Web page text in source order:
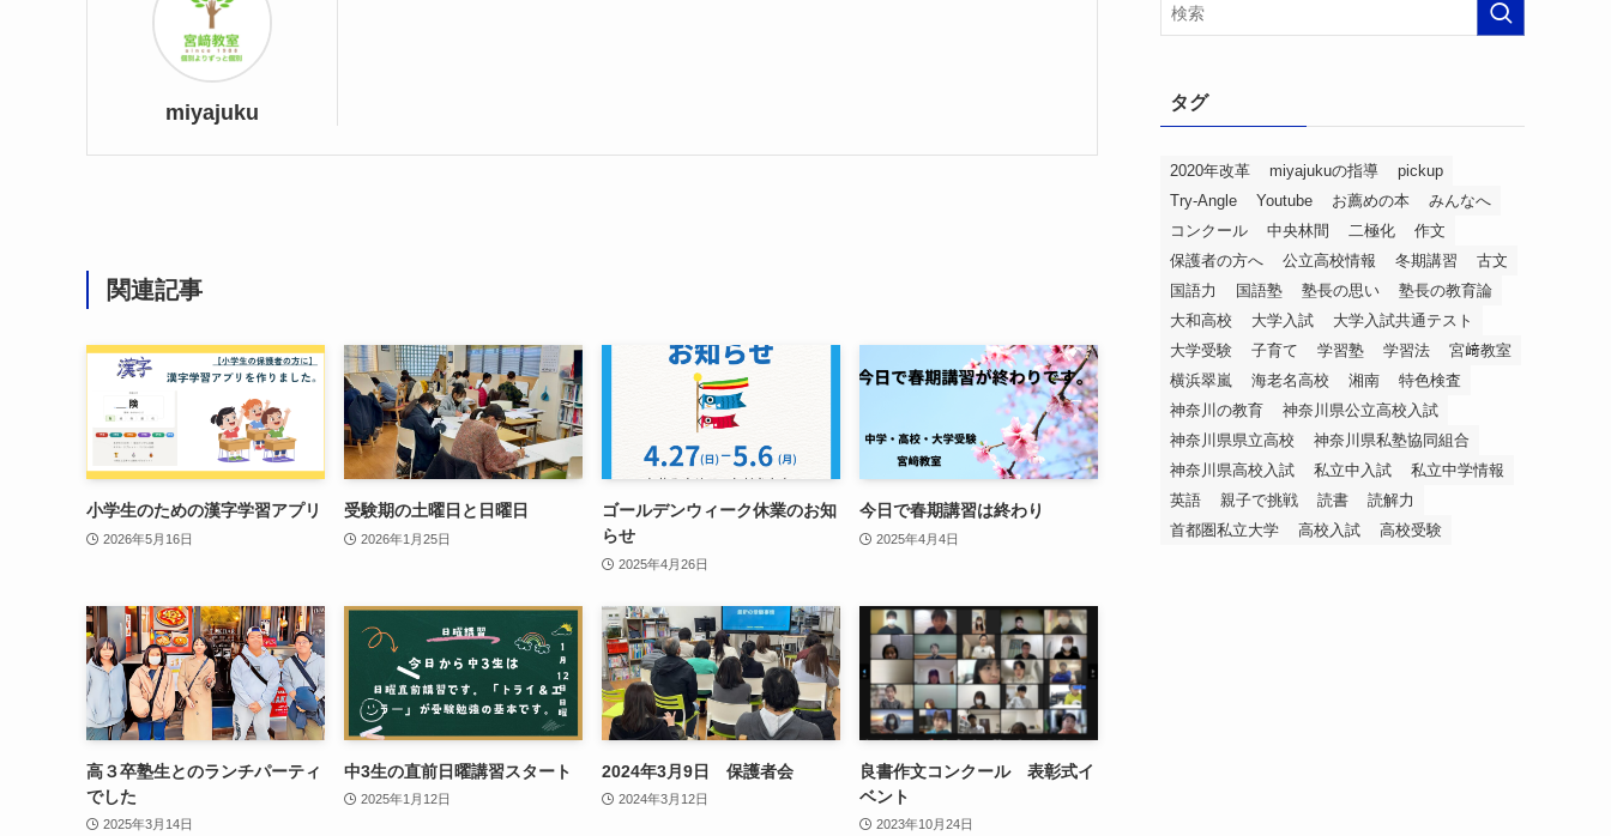
miyajuku
関連記事
小学生のための漢字学習アプリ
2026年5月16日
受験期の土曜日と日曜日
2026年1月25日
ゴールデンウィーク休業のお知
らせ
2025年4月26日
今日で春期講習は終わり
2025年4月4日
高３卒塾生とのランチパーティ
でした
2025年3月14日
中3生の直前日曜講習スタート
2025年1月12日
2024年3月9日 保護者会
2024年3月12日
良書作文コンクール 表彰式イ
ベント
2023年10月24日
ブ
タグ
2020年改革 miyajukuの指導
pickup
Try-Angle
Youtube お薦めの本
みんなへ
コンクール
中央林間 二極化
作文
保護者の方へ
公立高校情報 冬期講習
古文
国語力
国語塾 塾長の思い
塾長の教育論
大和高校
大学入試
大学入試共通テスト
大学受験
子育て 学習塾 学習法
宮﨑教室
横浜翠嵐
海老名高校 湘南
特色検査
神奈川の教育
神奈川県公立高校入試
神奈川県県立高校
神奈川県私塾協同組合
神奈川県高校入試
私立中入試
私立中学情報
英語
親子で挑戦 読書
読解力
首都圏私立大学
高校入試 高校受験